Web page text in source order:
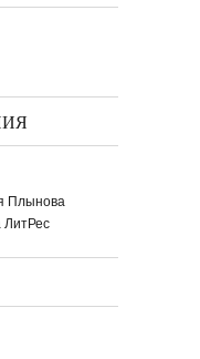
Звёздная ночь
Плынова